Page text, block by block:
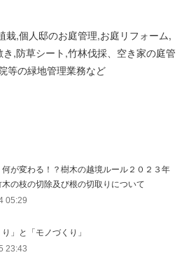
栽,個人邸のお庭管理,お庭リフォーム,
,防草シート,竹林伐採、空き家の庭管
等の緑地管理業務など
が変わる！？樹木の越境ルール２０２３年
木の枝の切除及び根の切取りについて
05:29
り」と「モノづくり」
23:43